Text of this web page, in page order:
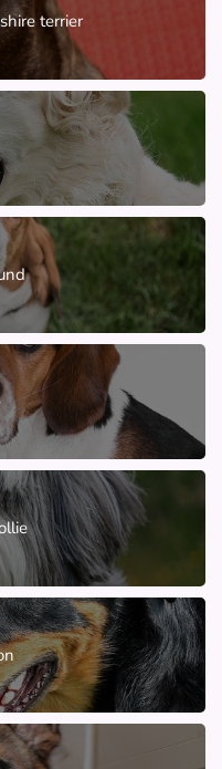
terrier